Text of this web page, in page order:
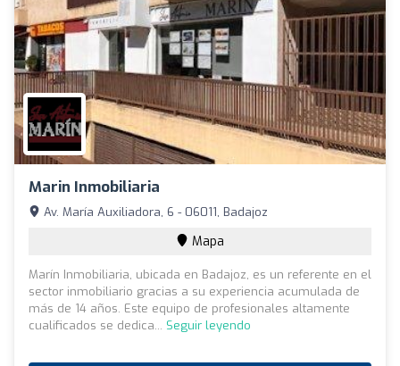
Marin Inmobiliaria
Av. María Auxiliadora, 6 - 06011, Badajoz
Mapa
Marín Inmobiliaria, ubicada en Badajoz, es un referente en el
sector inmobiliario gracias a su experiencia acumulada de
más de 14 años. Este equipo de profesionales altamente
cualificados se dedica... Seguir leyendo